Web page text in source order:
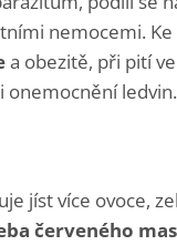
nemocemi. Ke
a obezitě, při pití
onemocnění ledvin.
jíst více ovoce,
červeného